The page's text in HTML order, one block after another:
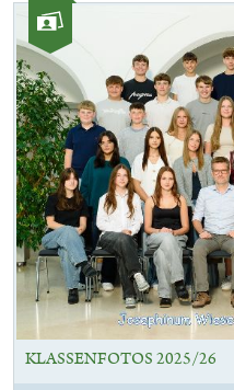
Kategorie:
Fotos
KLASSENFOTOS 2025/26